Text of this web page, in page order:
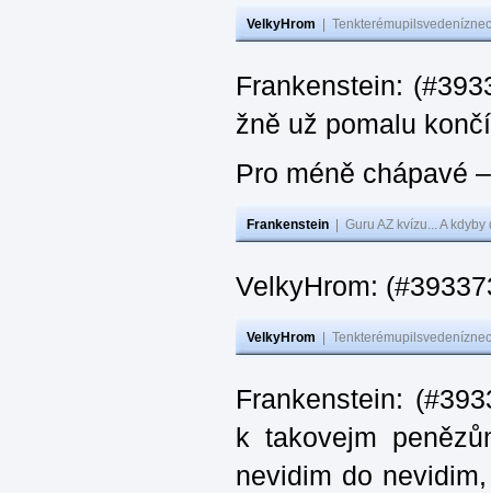
VelkyHrom
Frankenstein:
žně už pomalu
Pro méně chápavé
Frankenstein Guru AZ kvízu... A
VelkyHrom:
VelkyHrom
Frankenstein:
k takovejm
nevidim do